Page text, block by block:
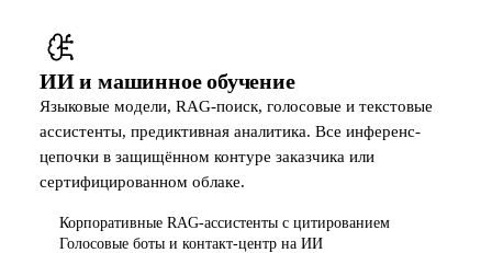
ИИ и машинное обучение
Языковые модели, RAG-поиск, голосовые и текстовые
ассистенты, предиктивная аналитика. Все инференс-
цепочки в защищённом контуре заказчика или
сертифицированном облаке.
Корпоративные RAG-ассистенты с цитированием
Голосовые боты и контакт-центр на ИИ